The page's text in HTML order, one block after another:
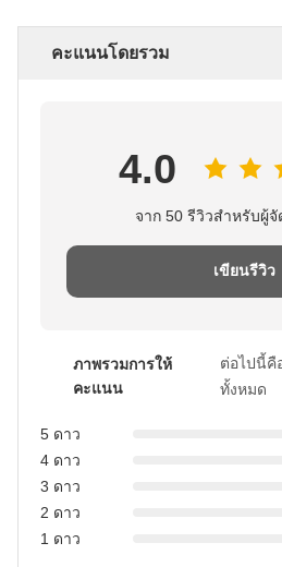
คะแนนโดยรวม
4.0
จาก 50 รีวิวสําหรับผู้
เขียนรีวิว
ภาพรวมการให้
คะแนน
ต่อไปนี้คื
ทั้งหมด
5 ดาว
4 ดาว
3 ดาว
2 ดาว
1 ดาว